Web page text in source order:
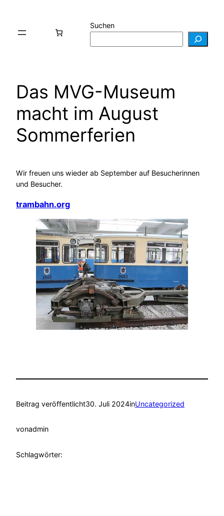
springen
Suchen
Das MVG-Museum
macht im August
Sommerferien
Wir freuen uns wieder ab September auf Besucherinnen
und Besucher.
trambahn.org
Beitrag veröffentlicht30. Juli 2024inUncategorized
vonadmin
Schlagwörter: